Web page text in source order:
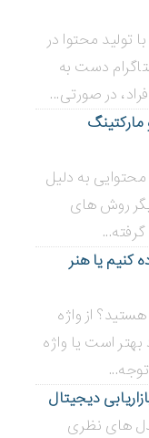
تولید محتوا در
دست به
در صورتی...
مارکتینگ
محتوایی به دلیل
روش های
کنیم یا هنر
هستید؟ از واژه
بهتر است یا واژه
های نظری